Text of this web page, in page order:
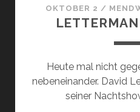
OKTOBER 2 /
Heute mal nicht
nebeneinander. David
seiner